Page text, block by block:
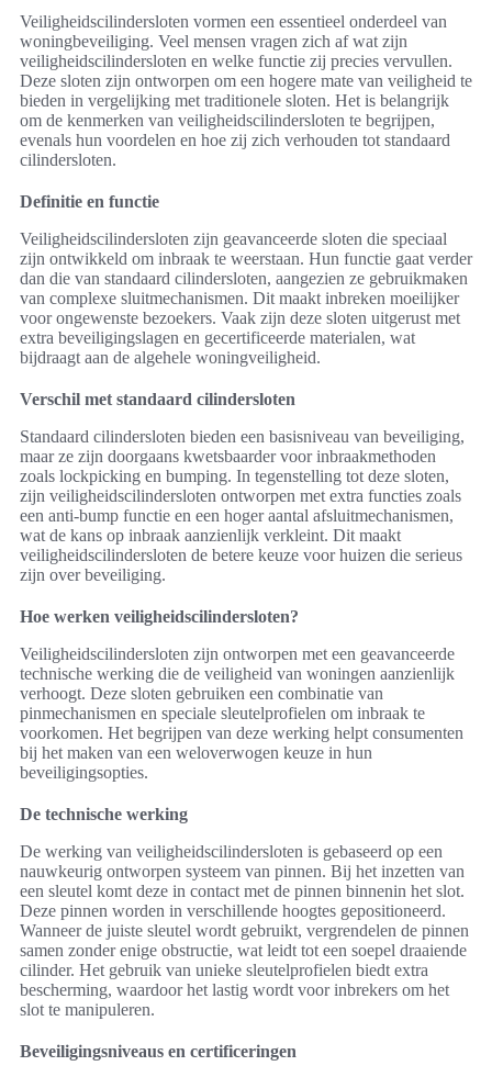
Veiligheidscilindersloten vormen een essentieel onderdeel van
woningbeveiliging. Veel mensen vragen zich af wat zijn
veiligheidscilindersloten en welke functie zij precies vervullen.
Deze sloten zijn ontworpen om een hogere mate van veiligheid te
bieden in vergelijking met traditionele sloten. Het is belangrijk
om de kenmerken van veiligheidscilindersloten te begrijpen,
evenals hun voordelen en hoe zij zich verhouden tot standaard
cilindersloten.
Definitie en functie
Veiligheidscilindersloten zijn geavanceerde sloten die speciaal
zijn ontwikkeld om inbraak te weerstaan. Hun functie gaat verder
dan die van standaard cilindersloten, aangezien ze gebruikmaken
van complexe sluitmechanismen. Dit maakt inbreken moeilijker
voor ongewenste bezoekers. Vaak zijn deze sloten uitgerust met
extra beveiligingslagen en gecertificeerde materialen, wat
bijdraagt aan de algehele woningveiligheid.
Verschil met standaard cilindersloten
Standaard cilindersloten bieden een basisniveau van beveiliging,
maar ze zijn doorgaans kwetsbaarder voor inbraakmethoden
zoals lockpicking en bumping. In tegenstelling tot deze sloten,
zijn veiligheidscilindersloten ontworpen met extra functies zoals
een anti-bump functie en een hoger aantal afsluitmechanismen,
wat de kans op inbraak aanzienlijk verkleint. Dit maakt
veiligheidscilindersloten de betere keuze voor huizen die serieus
zijn over beveiliging.
Hoe werken veiligheidscilindersloten?
Veiligheidscilindersloten zijn ontworpen met een geavanceerde
technische werking die de veiligheid van woningen aanzienlijk
verhoogt. Deze sloten gebruiken een combinatie van
pinmechanismen en speciale sleutelprofielen om inbraak te
voorkomen. Het begrijpen van deze werking helpt consumenten
bij het maken van een weloverwogen keuze in hun
beveiligingsopties.
De technische werking
De werking van veiligheidscilindersloten is gebaseerd op een
nauwkeurig ontworpen systeem van pinnen. Bij het inzetten van
een sleutel komt deze in contact met de pinnen binnenin het slot.
Deze pinnen worden in verschillende hoogtes gepositioneerd.
Wanneer de juiste sleutel wordt gebruikt, vergrendelen de pinnen
samen zonder enige obstructie, wat leidt tot een soepel draaiende
cilinder. Het gebruik van unieke sleutelprofielen biedt extra
bescherming, waardoor het lastig wordt voor inbrekers om het
slot te manipuleren.
Beveiligingsniveaus en certificeringen